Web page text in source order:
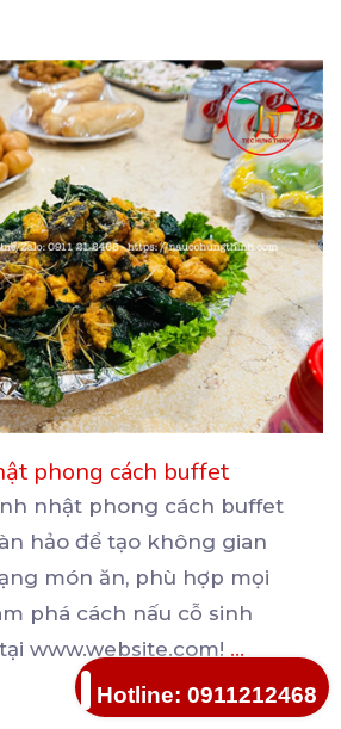
phong cách buffet
nhật phong cách buffet
hảo để tạo không gian
món ăn, phù hợp mọi
phá cách nấu cỗ sinh
www.website.com! ...
Hotline: 0911212468